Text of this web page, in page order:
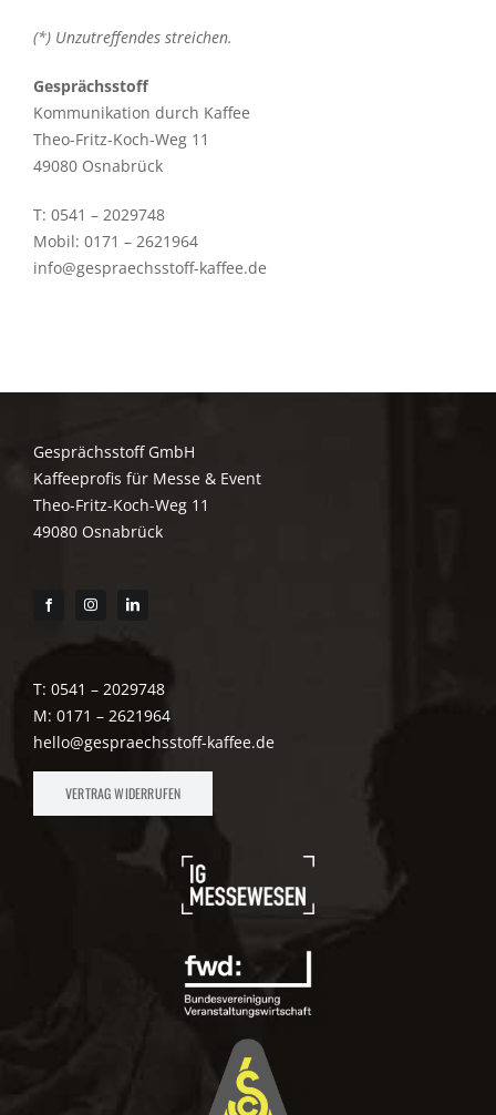
(*) Unzutreffendes streichen.
Gesprächsstoff
Kommunikation durch Kaffee
Theo-Fritz-Koch-Weg 11
49080 Osnabrück
T: 0541 – 2029748
Mobil: 0171 – 2621964
info@gespraechsstoff-kaffee.de
Gesprächsstoff GmbH
Kaffeeprofis für Messe & Event
Theo-Fritz-Koch-Weg 11
49080 Osnabrück
T: 0541 – 2029748
M: 0171 – 2621964
hello@gespraechsstoff-kaffee.de
VERTRAG WIDERRUFEN